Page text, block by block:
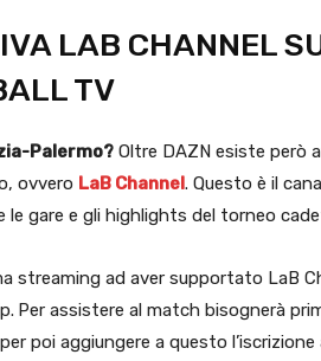
LAB CHANNEL
TV
Palermo? Oltre DAZN esiste però
ovvero LaB Channel. Questo è il
gare e gli highlights del torneo
streaming ad aver supportato LaB
Per assistere al match bisognerà
poi aggiungere a questo l’iscrizione